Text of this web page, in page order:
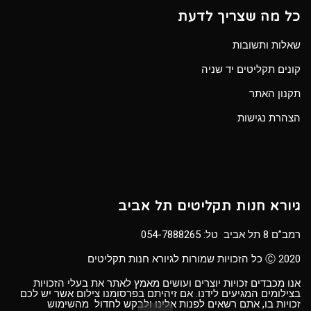
כל מה שצריך לדעת
שאלות ותשובות
קונים תקליטים יד שניה
תקנון האתר
הצהרת נגישות
גיורא חנות תקליטים תל אביב
רמב”ם 8 תל אביב טל:
054-7888265
Ⓒ 2020 כל הזכויות שמורות לגיורא חנות תקליטים
אנו מכבדים זכויות יוצרים ועושים מאמץ לאתר את בעלי הזכויות
בצילומים המגיעים לידנו. אם זיהיתם בפרסומנו צילום אשר יש לכם
זכויות בו, אתם רשאים לפנות אלינו ולבקש לחדול מהשימוש